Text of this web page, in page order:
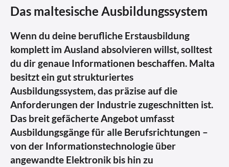
Das maltesische Ausbildungssystem
Wenn du deine berufliche Erstausbildung
komplett im Ausland absolvieren willst, solltest
du dir genaue Informationen beschaffen. Malta
besitzt ein gut strukturiertes
Ausbildungssystem, das präzise auf die
Anforderungen der Industrie zugeschnitten ist.
Das breit gefächerte Angebot umfasst
Ausbildungsgänge für alle Berufsrichtungen –
von der Informationstechnologie über
angewandte Elektronik bis hin zu